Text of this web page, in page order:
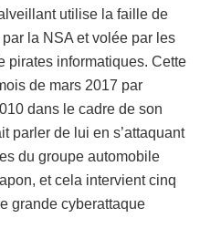
utilise la faille de
la NSA et volée par les
pirates informatiques. Cette
de mars 2017 par
dans le cadre de son
parler de lui en s’attaquant
du groupe automobile
et cela intervient cinq
grande cyberattaque